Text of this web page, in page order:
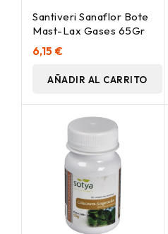
Santiveri Sanaflor Bote
Mast-Lax Gases 65Gr
6,15 €
AÑADIR AL CARRITO